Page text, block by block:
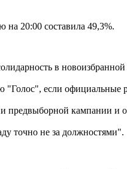
20:00 составила 49,3%.
в
если официальные
кампании и
точно не за должностями".